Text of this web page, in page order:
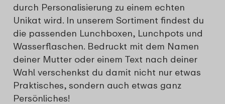
durch Personalisierung zu einem echten
Unikat wird. In unserem Sortiment findest du
die passenden Lunchboxen, Lunchpots und
Wasserflaschen. Bedruckt mit dem Namen
deiner Mutter oder einem Text nach deiner
Wahl verschenkst du damit nicht nur etwas
Praktisches, sondern auch etwas ganz
Persönliches!